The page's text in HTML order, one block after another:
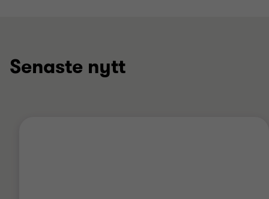
Senaste nytt